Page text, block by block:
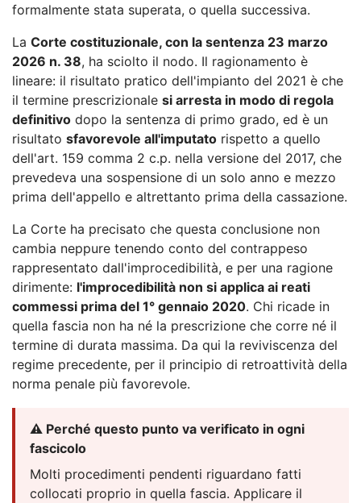
formalmente stata superata, o quella successiva.
La Corte costituzionale, con la sentenza 23 marzo
2026 n. 38, ha sciolto il nodo. Il ragionamento è
lineare: il risultato pratico dell'impianto del 2021 è che
il termine prescrizionale si arresta in modo di regola
definitivo dopo la sentenza di primo grado, ed è un
risultato sfavorevole all'imputato rispetto a quello
dell'art. 159 comma 2 c.p. nella versione del 2017, che
prevedeva una sospensione di un solo anno e mezzo
prima dell'appello e altrettanto prima della cassazione.
La Corte ha precisato che questa conclusione non
cambia neppure tenendo conto del contrappeso
rappresentato dall'improcedibilità, e per una ragione
dirimente: l'improcedibilità non si applica ai reati
commessi prima del 1° gennaio 2020. Chi ricade in
quella fascia non ha né la prescrizione che corre né il
termine di durata massima. Da qui la reviviscenza del
regime precedente, per il principio di retroattività della
norma penale più favorevole.
⚠️ Perché questo punto va verificato in ogni
fascicolo
Molti procedimenti pendenti riguardano fatti
collocati proprio in quella fascia. Applicare il